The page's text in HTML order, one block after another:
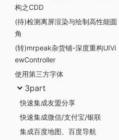
构之CDD
(待)检测离屏渲染与绘制高性能圆
角
(转)mrpeak杂货铺-深度重构UIVi
ewController
使用第三方字体
3part
快速集成友盟分享
快速集成微信/支付宝/银联
集成百度地图、百度导航